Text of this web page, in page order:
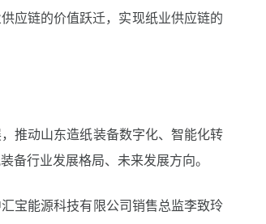
应链的价值跃迁，实现纸业供应链的
推动山东造纸装备数字化、智能化转
备行业发展格局、未来发展方向。
宝能源科技有限公司销售总监李致玲